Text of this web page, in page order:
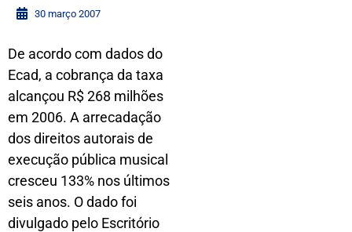
30 março 2007
De acordo com dados do
Ecad, a cobrança da taxa
alcançou R$ 268 milhões
em 2006. A arrecadação
dos direitos autorais de
execução pública musical
cresceu 133% nos últimos
seis anos. O dado foi
divulgado pelo Escritório